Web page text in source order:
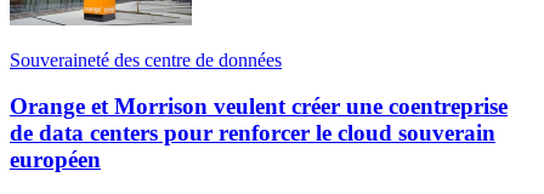
Souveraineté des centre de données
Orange et Morrison veulent créer une coentreprise
de data centers pour renforcer le cloud souverain
européen